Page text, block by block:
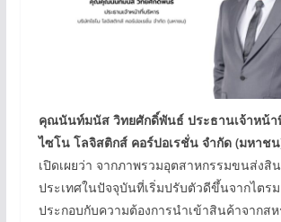
คุณนันท์มนัส วิทยศักดิ์พันธ์ ประธานเจ้าหน้า
ไซโน โลจิสติกส์ คอร์ปอเรชั่น จำกัด (มหาชน
เปิดเผยว่า จากภาพรวมอุตสาหกรรมขนส่งสิ
ประเทศในปัจจุบันที่เริ่มปรับตัวดีขึ้นจากไตร
ประกอบกับความต้องการนำเข้าสินค้าจากสห